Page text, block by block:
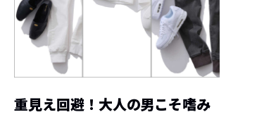
重見え回避！大人の男こそ嗜み